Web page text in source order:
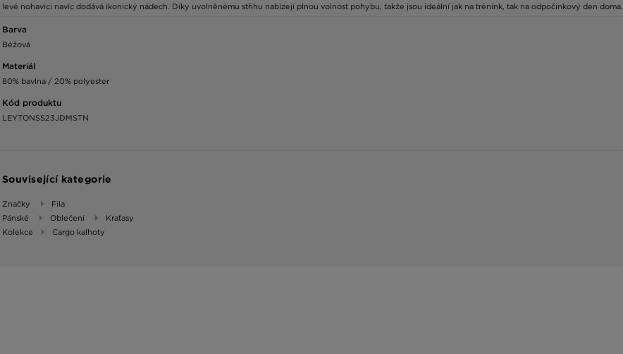
levé nohavici navíc dodává ikonický nádech. Díky uvolněnému střihu nabízejí plnou volnost pohybu, takže jsou ideální jak na trénink, tak na odpočinkový den doma.
Barva
Béžová
Materiál
80% bavlna / 20% polyester
Kód produktu
LEYTONSS23JDMSTN
Související kategorie
Značky
Fila
Pánské
Oblečení
Kraťasy
Kolekce
Cargo kalhoty